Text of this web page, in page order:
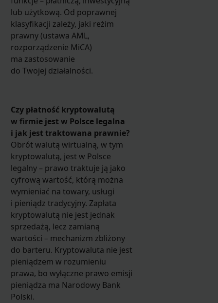
lub użytkową. Od poprawnej
klasyfikacji zależy, jaki reżim
prawny (ustawa AML,
rozporządzenie MiCA)
ma zastosowanie
do Twojej działalności.
Czy płatność kryptowalutą
w firmie jest w Polsce legalna
i jak jest traktowana prawnie?
Obrót walutą wirtualną, w tym
kryptowalutą, jest w Polsce
legalny – prawo traktuje ją jako
cyfrową wartość, którą można
wymieniać na towary, usługi
i pieniądz tradycyjny. Zapłata
kryptowalutą nie jest jednak
sprzedażą, lecz zamianą
wartości – mechanizm zbliżony
do barteru. Kryptowaluta nie jest
pieniądzem w rozumieniu
prawa, bo wyłączne prawo emisji
pieniądza ma Narodowy Bank
Polski.